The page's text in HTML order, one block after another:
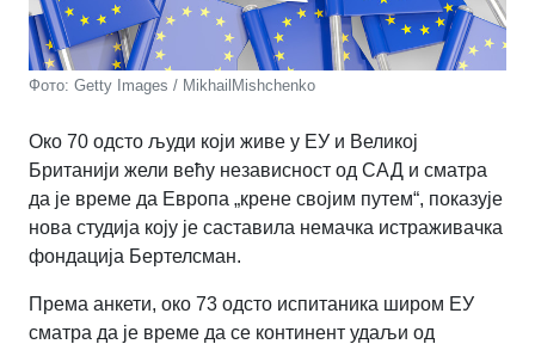
Фото: Getty Images / MikhailMishchenko
Око 70 одсто људи који живе у ЕУ и Великој
Британији жели већу независност од САД и сматра
да је време да Европа „крене својим путем“, показује
нова студија коју је саставила немачка истраживачка
фондација Бертелсман.
Према анкети, око 73 одсто испитаника широм ЕУ
сматра да је време да се континент удаљи од